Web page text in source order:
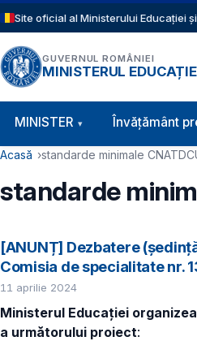
Sari la conținutul principal
Site oficial al Ministerului Educației
GUVERNUL ROMÂNIEI
MINISTERUL
Navigație principală
MINISTER Învăţământ
Cale de navigare
Acasă standarde minimale
standarde
[ANUNȚ] Dezbatere
Comisia de specialitate nr.
11 aprilie 2024
Ministerul Educației
a următorului proiect: